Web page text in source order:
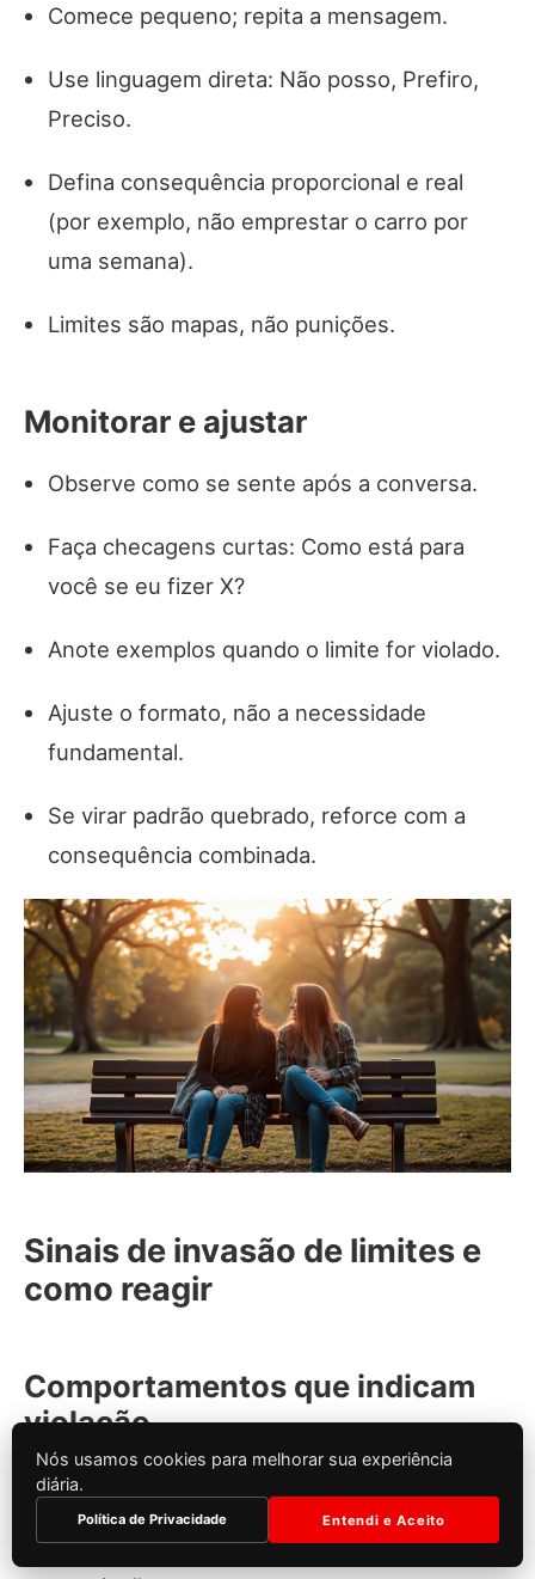
Comece pequeno; repita a mensagem.
Use linguagem direta: Não posso, Prefiro,
Preciso.
Defina consequência proporcional e real
(por exemplo, não emprestar o carro por
uma semana).
Limites são mapas, não punições.
Monitorar e ajustar
Observe como se sente após a conversa.
Faça checagens curtas: Como está para
você se eu fizer X?
Anote exemplos quando o limite for violado.
Ajuste o formato, não a necessidade
fundamental.
Se virar padrão quebrado, reforce com a
consequência combinada.
Sinais de invasão de limites e
como reagir
Comportamentos que indicam
violação
Entradas sem aviso; pegar coisas sem pedir.
Ler mensagens ou redes sociais sem
Nós usamos cookies para melhorar sua experiência
diária.
Política de Privacidade Entendi e Aceito